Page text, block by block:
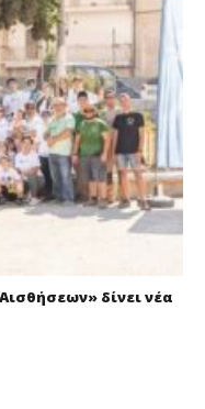
δίνει νέα